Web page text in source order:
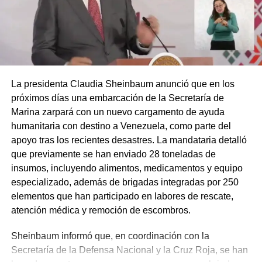
La presidenta Claudia Sheinbaum anunció que en los
próximos días una embarcación de la Secretaría de
Marina zarpará con un nuevo cargamento de ayuda
humanitaria con destino a Venezuela, como parte del
apoyo tras los recientes desastres. La mandataria detalló
que previamente se han enviado 28 toneladas de
insumos, incluyendo alimentos, medicamentos y equipo
especializado, además de brigadas integradas por 250
elementos que han participado en labores de rescate,
atención médica y remoción de escombros.
Sheinbaum informó que, en coordinación con la
Secretaría de la Defensa Nacional y la Cruz Roja, se han